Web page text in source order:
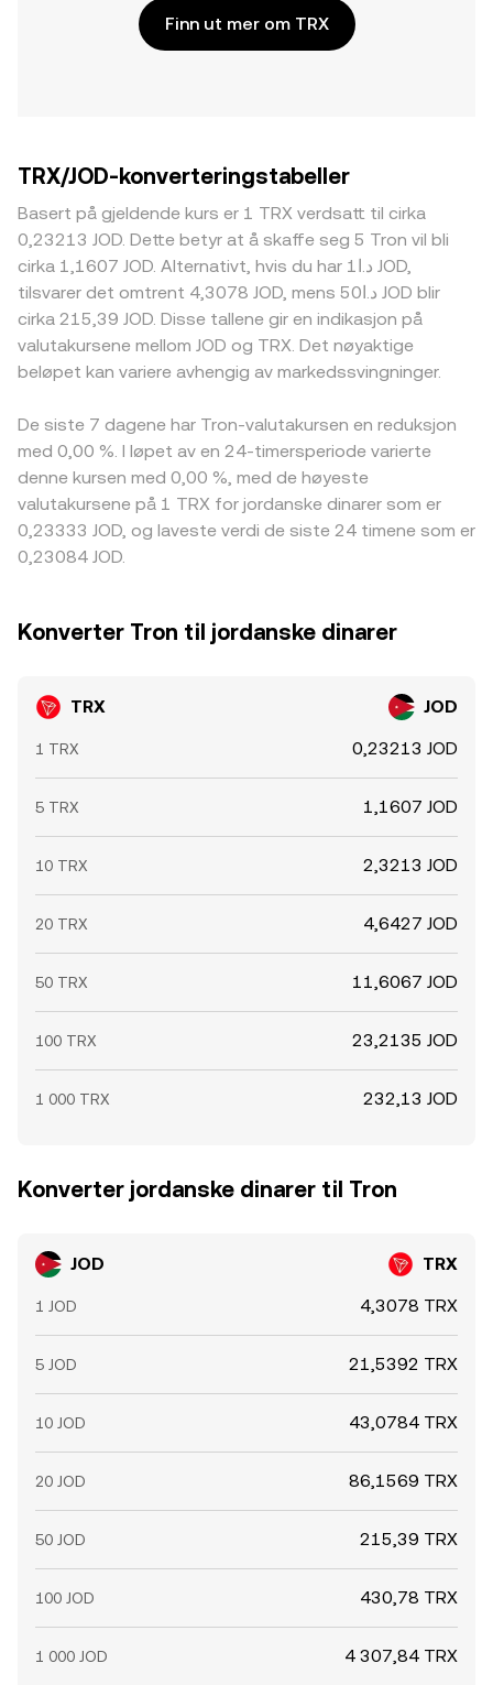
Finn ut mer om TRX
TRX/JOD-konverteringstabeller
Basert på gjeldende kurs er 1 TRX verdsatt til cirka
0,23213 JOD. Dette betyr at å skaffe seg 5 Tron vil bli
cirka 1,1607 JOD. Alternativt, hvis du har د.ا1 JOD,
tilsvarer det omtrent 4,3078 JOD, mens د.ا50 JOD blir
cirka 215,39 JOD. Disse tallene gir en indikasjon på
valutakursene mellom JOD og TRX. Det nøyaktige
beløpet kan variere avhengig av markedssvingninger.
De siste 7 dagene har Tron-valutakursen en reduksjon
med 0,00 %. I løpet av en 24-timersperiode varierte
denne kursen med 0,00 %, med de høyeste
valutakursene på 1 TRX for jordanske dinarer som er
0,23333 JOD, og laveste verdi de siste 24 timene som er
0,23084 JOD.
Konverter Tron til jordanske dinarer
TRX JOD
1 TRX 0,23213 JOD
5 TRX 1,1607 JOD
10 TRX 2,3213 JOD
20 TRX 4,6427 JOD
50 TRX 11,6067 JOD
100 TRX 23,2135 JOD
1 000 TRX 232,13 JOD
Konverter jordanske dinarer til Tron
JOD TRX
1 JOD 4,3078 TRX
5 JOD 21,5392 TRX
10 JOD 43,0784 TRX
20 JOD 86,1569 TRX
50 JOD 215,39 TRX
100 JOD 430,78 TRX
1 000 JOD 4 307,84 TRX